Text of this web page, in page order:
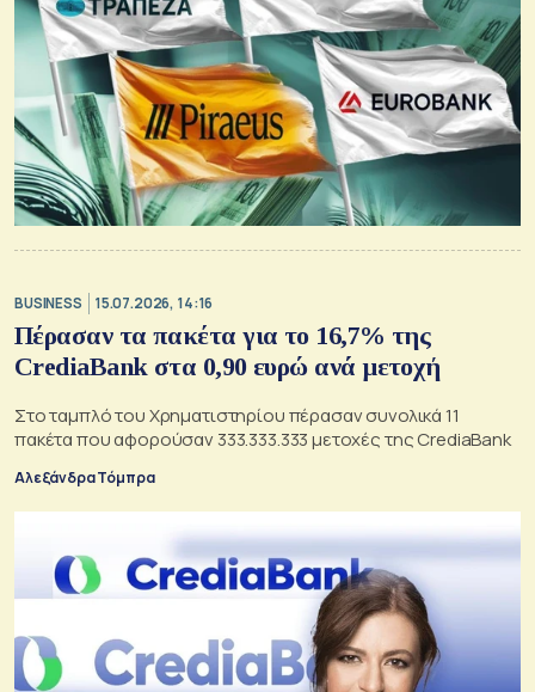
BUSINESS 15.07.2026, 14:16
Πέρασαν τα πακέτα για το 16,7% της
CrediaBank στα 0,90 ευρώ ανά μετοχή
Στο ταμπλό του Χρηματιστηρίου πέρασαν συνολικά 11
πακέτα που αφορούσαν 333.333.333 μετοχές της CrediaBank
Αλεξάνδρα Τόμπρα